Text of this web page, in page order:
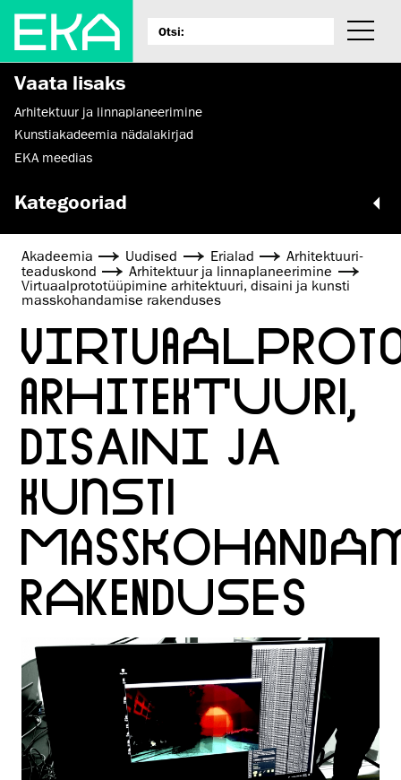
Vaata lisaks
Arhitektuur ja linnaplaneerimine
Kunstiakadeemia nädalakirjad
EKA meedias
Kategooriad
Akadeemia Uudised Erialad
Arhitektuuri­
teaduskond
Arhitektuur ja linnaplaneerimine
Virtuaalprototüüpimine arhitektuuri, disaini ja kunsti
masskohandamise rakenduses
ARHITEKTUURI,
DISAINI JA
KUNSTI
RAKENDUSES